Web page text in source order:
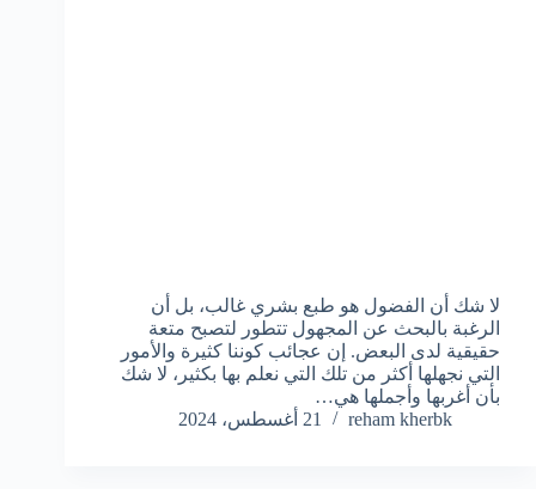
لا شك أن الفضول هو طبع بشري غالب، بل أن
الرغبة بالبحث عن المجهول تتطور لتصبح متعة
حقيقية لدى البعض. إن عجائب كوننا كثيرة والأمور
التي نجهلها أكثر من تلك التي نعلم بها بكثير، لا شك
بأن أغربها وأجملها هي…
reham kherbk
21 أغسطس، 2024